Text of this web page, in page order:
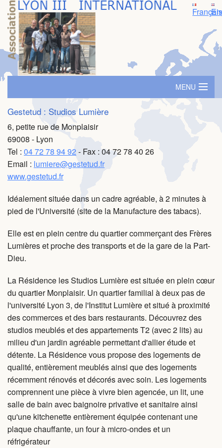
MENU
Accueil
Logement
SIM - Séminaire d'immersion
Prime ambassadeur
Parrainage
FAQ
Gestetud : Studios Lumière
6, petite rue de Monplaisir
69008 - Lyon
Tel : 04 72 78 94 92 - Fax : 04 72 78 40 26
Email : lumiere@gestetud.fr
www.gestetud.fr
Idéalement située dans un cadre agréable, à 2 minutes à
pied de l'Université (site de la Manufacture des tabacs).
Elle est en plein centre du quartier commerçant des Frères
Lumières et proche des transports et de la gare de la Part-
Dieu.
La Résidence les Studios Lumière est située en plein cœur
du quartier Monplaisir. Un quartier familial à deux pas de
l'université Lyon 3, de l'Institut Lumière et situé à proximité
des commerces et des bars restaurants. Découvrez des
studios meublés et des appartements T2 (avec 2 lits) au
milieu d'un jardin agréable permettant d'allier étude et
détente. La Résidence vous propose des logements de
qualité, entièrement meublés ainsi que des logements
récemment rénovés et décorés avec soin. Les logements
comprennent une pièce à vivre bien agencée, un lit, une
salle de bain avec baignoire privative et sanitaire ainsi
qu'une kitchenette entièrement équipée contenant une
plaque chauffante, un four à micro-ondes et un
réfrigérateur